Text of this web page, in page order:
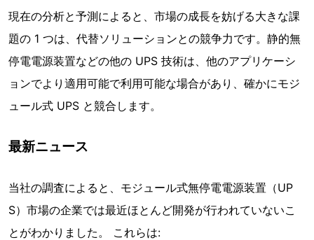
現在の分析と予測によると、市場の成長を妨げる大きな課
題の 1 つは、代替ソリューションとの競争力です。静的無
停電電源装置などの他の UPS 技術は、他のアプリケーシ
ョンでより適用可能で利用可能な場合があり、確かにモジ
ュール式 UPS と競合します。
最新ニュース
当社の調査によると、モジュール式無停電電源装置（UP
S）市場の企業では最近ほとんど開発が行われていないこ
とがわかりました。 これらは: